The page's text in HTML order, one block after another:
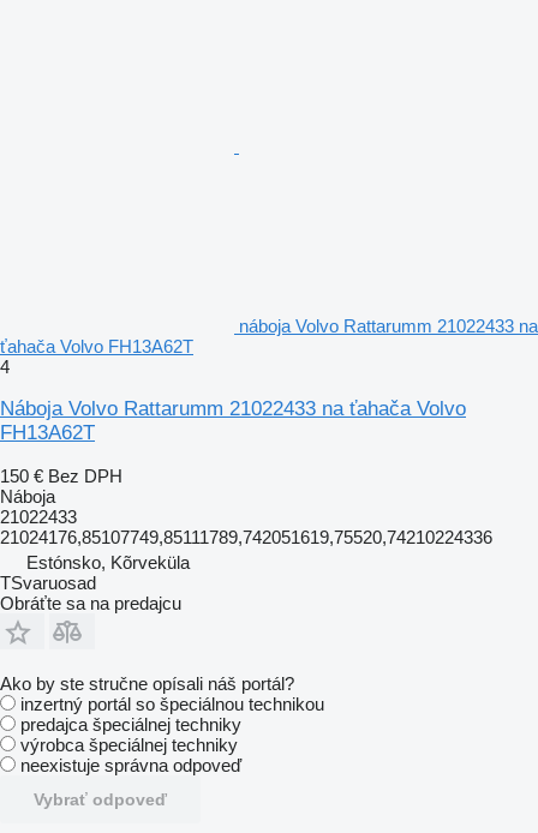
náboja Volvo Rattarumm 21022433 na
ťahača Volvo FH13A62T
4
Náboja Volvo Rattarumm 21022433 na ťahača Volvo
FH13A62T
150 € Bez DPH
Náboja
21022433
21024176,85107749,85111789,742051619,75520,74210224336
Estónsko, Kõrveküla
TSvaruosad
Obráťte sa na predajcu
Ako by ste stručne opísali náš portál?
inzertný portál so špeciálnou technikou
predajca špeciálnej techniky
výrobca špeciálnej techniky
neexistuje správna odpoveď
Vybrať odpoveď